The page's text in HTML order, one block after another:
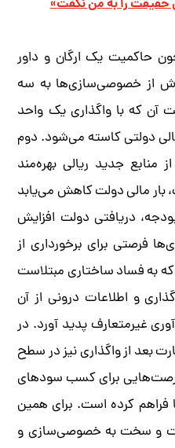
را به من نگفت»
حاکمیت یک ارگان و داور
از خصوصی‌سازی‌ها به سه
که با واگذاری یک واحد
دولتی کاسته می‌شود. دوم
منابع جدید ریالی بهره‌مند
مالی دولت کاهش می‌یابد
دریافتی دولت افزایش
فرصتی برای برخورداری از
به فساد ساختاری مبتلاست
و اطلاعات درونی از آن
غیرمتعارف پدید آورد. در
بعد از واگذاری نیز در سطح
برای کسب سودهای
کرده است. برای همین
و سخت به خصوصی‌سازی و